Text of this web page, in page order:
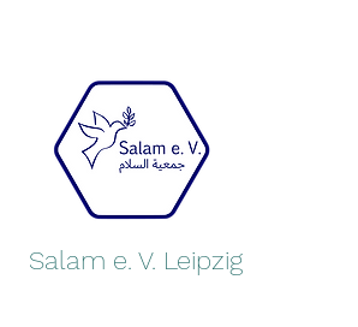
Salam e. V. Leipzig